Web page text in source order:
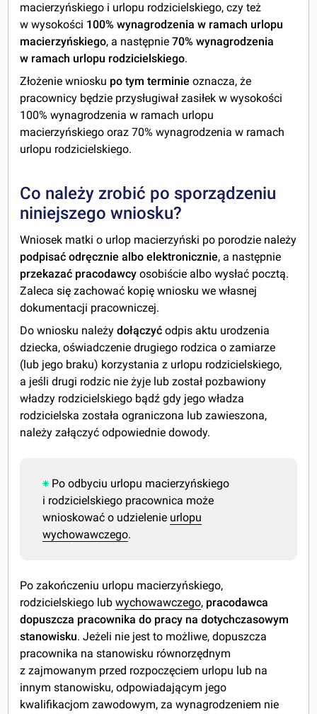
macierzyńskiego i urlopu rodzicielskiego, czy też
w wysokości 100% wynagrodzenia w ramach urlopu
macierzyńskiego, a następnie70% wynagrodzenia
w ramach urlopu rodzicielskiego.
Złożenie wniosku po tym terminie oznacza, że
pracownicy będzie przysługiwał zasiłek w wysokości
100% wynagrodzenia w ramach urlopu
macierzyńskiego oraz 70% wynagrodzenia w ramach
urlopu rodzicielskiego.
Co należy zrobić po sporządzeniu
niniejszego wniosku?
Wniosek matki o urlop macierzyński po porodzie należy
podpisać odręcznie albo elektronicznie, a następnie
przekazać pracodawcy osobiście albo wysłać pocztą.
Zaleca się zachować kopię wniosku we własnej
dokumentacji pracowniczej.
Do wniosku należydołączyć odpis aktu urodzenia
dziecka, oświadczenie drugiego rodzica o zamiarze
(lub jego braku) korzystania z urlopu rodzicielskiego,
a jeśli drugi rodzic nie żyje lub został pozbawiony
władzy rodzicielskiego bądź gdy jego władza
rodzicielska została ograniczona lub zawieszona,
należy załączyć odpowiednie dowody.
Po odbyciu urlopu macierzyńskiego
i rodzicielskiego pracownica może
wnioskować o udzielenie urlopu
wychowawczego.
Po zakończeniu urlopu macierzyńskiego,
rodzicielskiego lubwychowawczego, pracodawca
dopuszcza pracownika do pracy na dotychczasowym
stanowisku. Jeżeli nie jest to możliwe, dopuszcza
pracownika na stanowisku równorzędnym
z zajmowanym przed rozpoczęciem urlopu lub na
innym stanowisku, odpowiadającym jego
kwalifikacjom zawodowym, za wynagrodzeniem nie